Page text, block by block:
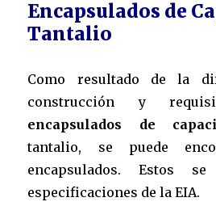
Encapsulados de
Tantalio
Como resultado de la
construcción y
encapsulados de
tantalio, se puede
encapsulados. Estos
especificaciones de la EIA.